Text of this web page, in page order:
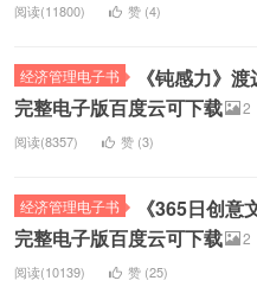
阅读(11800) 赞 (4)
经济管理电子书
《钝感力》
完整电子版百度云可下载
2
阅读(8357) 赞 (3)
经济管理电子书
《365日创
完整电子版百度云可下载
2
阅读(10139) 赞 (25)